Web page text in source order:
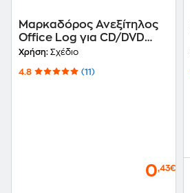
Μαρκαδόρος Ανεξίτηλος
Office Log για CD/DVD
Μπλε 1.0 mm
Χρήση: Σχέδιο
4.8 (11)
0,43€